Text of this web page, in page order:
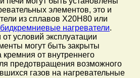
элементов, это и
из сплавов Х20Н80 или
нагреватели.
условий эксплуатации
могут быть закрыты
от внутреннего
предотвращения возможного
газов на нагревательные